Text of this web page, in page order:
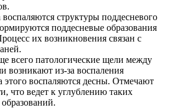
воспаляются структуры поддесневого
поддесневые образования
их возникновения связан с
всего патологические щели между
возникают из-за воспаления
этого воспаляются десны. Отмечают
что ведет к углублению таких